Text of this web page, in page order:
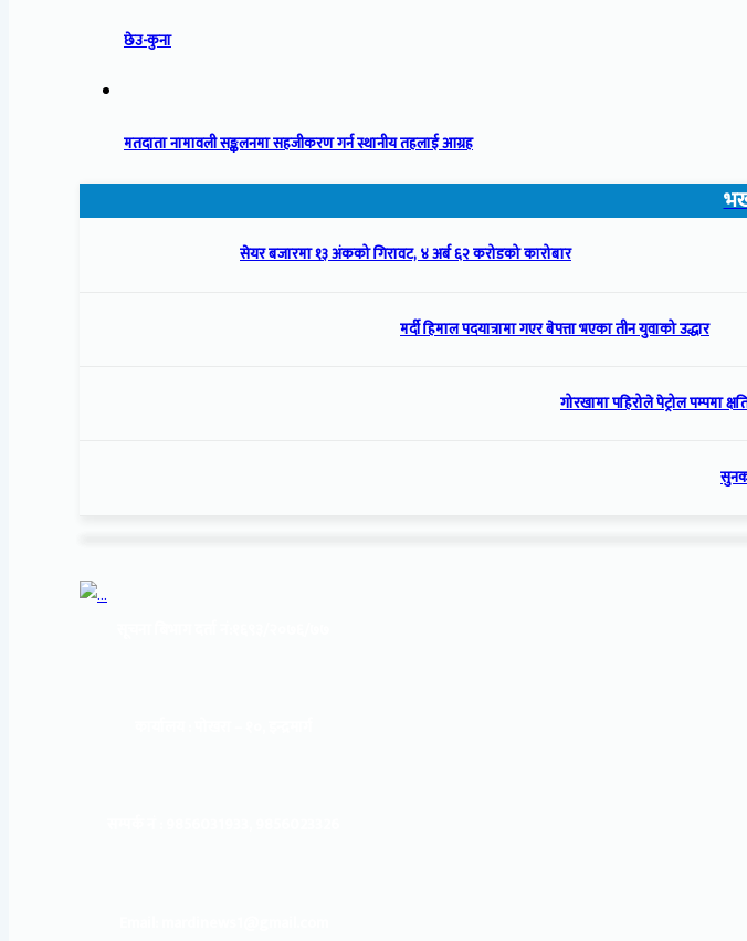
छेउ-कुना
मतदाता नामावली सङ्कलनमा सहजीकरण गर्न स्थानीय तहलाई आग्रह
सेयर बजारमा १३ अंकको गिरावट, ४ अर्ब ६२ करोडको कारोबार
मर्दी हिमाल पदयात्रामा गएर बेपत्ता भएका तीन युवाको उद्धार
गोरखामा पहिरोले पेट्रोल पम्पमा